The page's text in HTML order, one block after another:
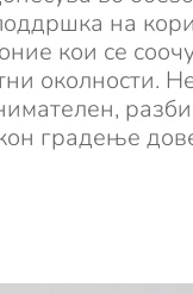
на
кои се
околности.
градење